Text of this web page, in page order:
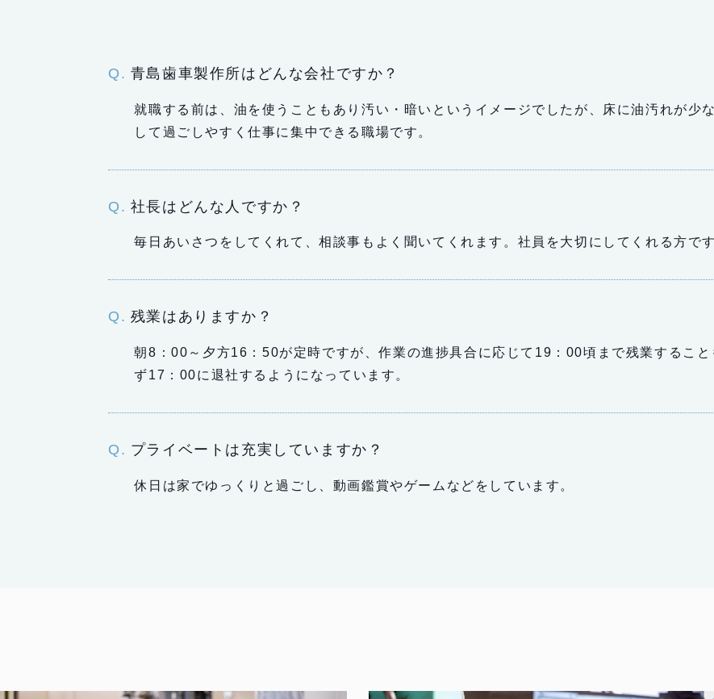
青島歯車製作所はどんな会社ですか？
就職する前は、油を使うこともあり汚い・暗いというイメージでしたが、床に油汚れが少
して過ごしやすく仕事に集中できる職場です。
社長はどんな人ですか？
毎日あいさつをしてくれて、相談事もよく聞いてくれます。社員を大切にしてくれる方です
残業はありますか？
朝8：00～夕方16：50が定時ですが、作業の進捗具合に応じて19：00頃まで残業するこ
ず17：00に退社するようになっています。
プライベートは充実していますか？
休日は家でゆっくりと過ごし、動画鑑賞やゲームなどをしています。